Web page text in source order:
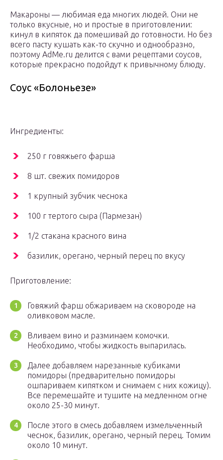
Макароны — любимая еда многих людей. Они не
только вкусные, но и простые в приготовлении:
кинул в кипяток да помешивай до готовности. Но без
всего пасту кушать как-то скучно и однообразно,
поэтому AdMe.ru делится с вами рецептами соусов,
которые прекрасно подойдут к привычному блюду.
Соус «Болоньезе»
Ингредиенты:
250 г говяжьего фарша
8 шт. свежих помидоров
1 крупный зубчик чеснока
100 г тертого сыра (Пармезан)
1/2 стакана красного вина
базилик, орегано, черный перец по вкусу
Приготовление:
Говяжий фарш обжариваем на сковороде на
оливковом масле.
Вливаем вино и разминаем комочки.
Необходимо, чтобы жидкость выпарилась.
Далее добавляем нарезанные кубиками
помидоры (предварительно помидоры
ошпариваем кипятком и снимаем с них кожицу).
Все перемешайте и тушите на медленном огне
около 25-30 минут.
После этого в смесь добавляем измельченный
чеснок, базилик, орегано, черный перец. Томим
около 10 минут.